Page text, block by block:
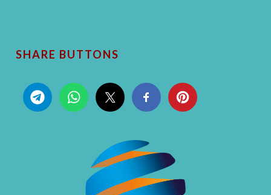
SHARE BUTTONS